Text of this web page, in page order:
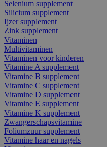
Selenium supplement
Silicium supplement
Ijzer supplement
Zink supplement
Vitaminen
Multivitaminen
Vitaminen voor kinderen
Vitamine A supplement
Vitamine B supplement
Vitamine C supplement
Vitamine D supplement
Vitamine E supplement
Vitamine K supplement
Zwangerschapsvitamine
Foliumzuur supplement
Vitamine haar en nagels